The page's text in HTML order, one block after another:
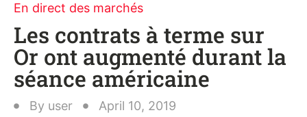
En direct des marchés
Les contrats à terme sur
Or ont augmenté durant la
séance américaine
By user April 10, 2019